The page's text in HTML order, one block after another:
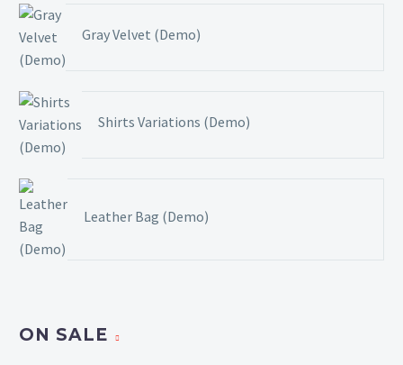
Gray Velvet (Demo)
Shirts Variations (Demo)
Leather Bag (Demo)
ON SALE